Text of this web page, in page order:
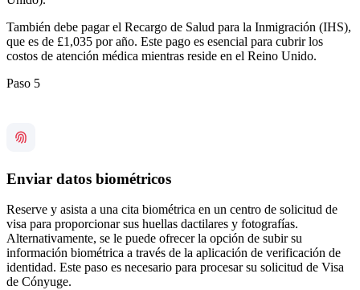
También debe pagar el Recargo de Salud para la Inmigración (IHS),
que es de £1,035 por año. Este pago es esencial para cubrir los
costos de atención médica mientras reside en el Reino Unido.
Paso 5
Enviar datos biométricos
Reserve y asista a una cita biométrica en un centro de solicitud de
visa para proporcionar sus huellas dactilares y fotografías.
Alternativamente, se le puede ofrecer la opción de subir su
información biométrica a través de la aplicación de verificación de
identidad. Este paso es necesario para procesar su solicitud de Visa
de Cónyuge.